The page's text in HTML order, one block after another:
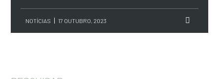
NOTÍCIAS 17 OUTUBRO, 2023